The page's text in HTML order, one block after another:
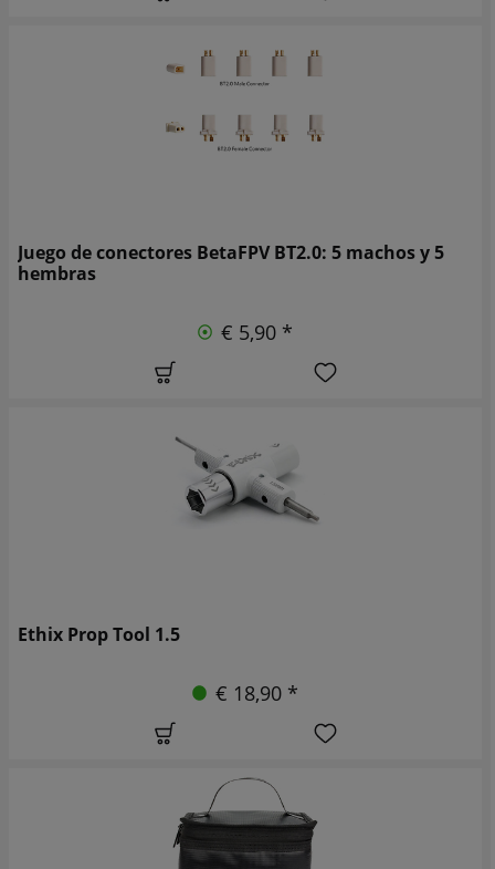
Juego de conectores BetaFPV BT2.0: 5 machos y 5
hembras
€ 5,90 *
Ethix Prop Tool 1.5
€ 18,90 *